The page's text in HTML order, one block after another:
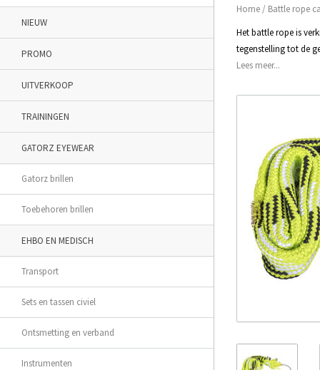
NIEUW
PROMO
UITVERKOOP
TRAININGEN
GATORZ EYEWEAR
Gatorz brillen
Toebehoren brillen
EHBO EN MEDISCH
Transport
Sets en tassen civiel
Ontsmetting en verband
Instrumenten
Home / Battle rope
Het battle rope is
tegenstelling tot de
Lees meer...